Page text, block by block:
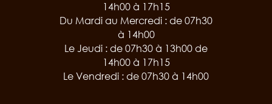
14h00 à 17h15
Du Mardi au Mercredi : de 07h30
à 14h00
Le Jeudi : de 07h30 à 13h00 de
14h00 à 17h15
Le Vendredi : de 07h30 à 14h00